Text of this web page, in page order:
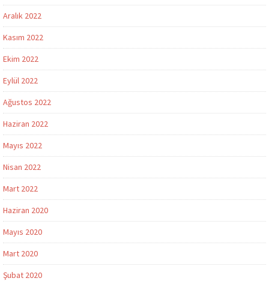
Aralık 2022
Kasım 2022
Ekim 2022
Eylül 2022
Ağustos 2022
Haziran 2022
Mayıs 2022
Nisan 2022
Mart 2022
Haziran 2020
Mayıs 2020
Mart 2020
Şubat 2020